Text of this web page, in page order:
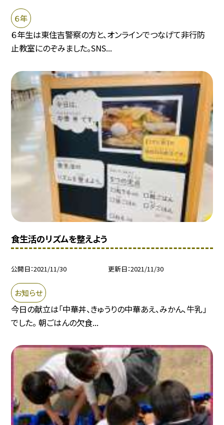
６年
６年生は東住吉警察の方と、オンラインでつなげて非行防
止教室にのぞみました。SNS...
食生活のリズムを整えよう
公開日 2021/11/30 更新日 2021/11/30
お知らせ
今日の献立は「中華丼、きゅうりの中華あえ、みかん、牛乳」
でした。 朝ごはんの欠食...